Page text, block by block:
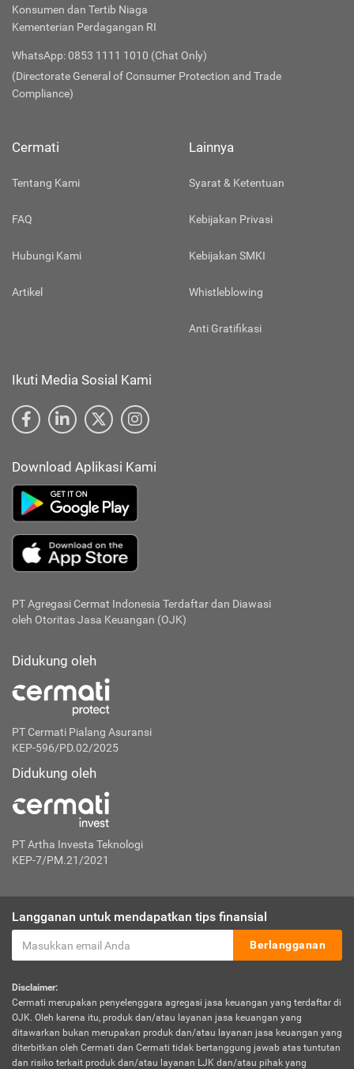
Konsumen dan Tertib Niaga
Kementerian Perdagangan RI
WhatsApp: 0853 1111 1010 (Chat Only)
(Directorate General of Consumer Protection and Trade
Compliance)
Cermati
Tentang Kami
FAQ
Hubungi Kami
Artikel
Lainnya
Syarat & Ketentuan
Kebijakan Privasi
Kebijakan SMKI
Whistleblowing
Anti Gratifikasi
Ikuti Media Sosial Kami
Download Aplikasi Kami
PT Agregasi Cermat Indonesia Terdaftar dan Diawasi
oleh Otoritas Jasa Keuangan (OJK)
Didukung oleh
PT Cermati Pialang Asuransi
KEP-596/PD.02/2025
Didukung oleh
PT Artha Investa Teknologi
KEP-7/PM.21/2021
Langganan untuk mendapatkan tips finansial
Berlangganan
Disclaimer:
Cermati merupakan penyelenggara agregasi jasa keuangan yang terdaftar di
OJK. Oleh karena itu, produk dan/atau layanan jasa keuangan yang
ditawarkan bukan merupakan produk dan/atau layanan jasa keuangan yang
diterbitkan oleh Cermati dan Cermati tidak bertanggung jawab atas tuntutan
dan risiko terkait produk dan/atau layanan LJK dan/atau pihak yang